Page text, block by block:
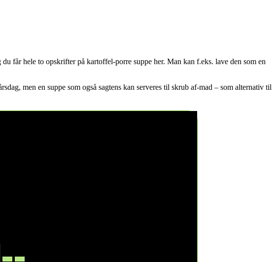
får hele to opskrifter på kartoffel-porre suppe her. Man kan f.eks. lave den som en
men en suppe som også sagtens kan serveres til skrub af-mad – som alternativ til